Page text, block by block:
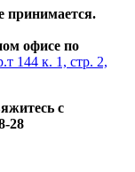
принимается.
офисе по
144 к. 1, стр. 2,
с
28